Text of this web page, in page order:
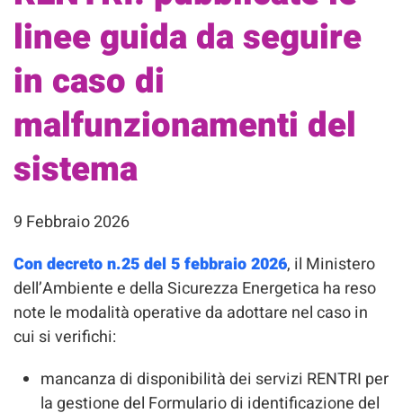
linee guida da seguire
in caso di
malfunzionamenti del
sistema
9 Febbraio 2026
Con decreto n.25 del 5 febbraio 2026, il Ministero
dell’Ambiente e della Sicurezza Energetica ha reso
note le modalità operative da adottare nel caso in
cui si verifichi:
mancanza di disponibilità dei servizi RENTRI per
la gestione del Formulario di identificazione del